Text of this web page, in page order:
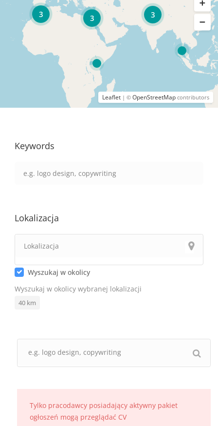
3
3
3
Leaflet | © OpenStreetMap contributors
Keywords
Lokalizacja
Wyszukaj w okolicy
Wyszukaj w okolicy wybranej lokalizacji
40 km
Tylko pracodawcy posiadający aktywny pakiet
ogłoszeń mogą przeglądać CV